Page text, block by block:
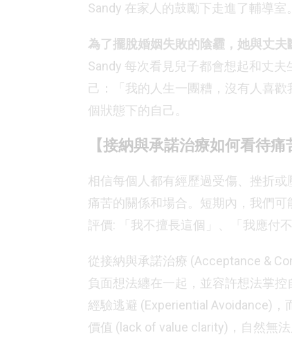
Sandy 在家人的鼓勵下走進了輔導室。
為了擺脫婚姻失敗的陰霾，她與丈夫
Sandy 每次看見兒子都會想起和丈
己：「我的人生一團糟，沒有人喜
個狀態下的自己。
【接納與承諾治療如何看待痛
相信每個人都有經歷過受傷、挫折
痛苦的關係和場合。短期內，我們
評價: 「我不擅長這個」、「我應付不
從接納與承諾治療 (Acceptance &
負面想法纏在一起，並容許想法掌
經驗逃避 (Experiential Avoidance)，
價值 (lack of value clarity)，自然無